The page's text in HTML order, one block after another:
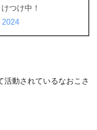
つけ中！
2024
活動されているなおこさ